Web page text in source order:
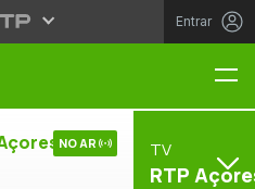
Entrar
NO AR TV
RTP